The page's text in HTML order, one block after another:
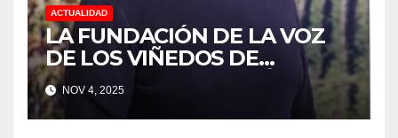
ACTUALIDAD
LA FUNDACIÓN DE LA VOZ
DE LOS VIÑEDOS DE
SONOMA RECONOCIÓ A
CUATRO “ EMPLEADOS DEL
MES” POR SU LIDERAZGO Y
NOV 4, 2025